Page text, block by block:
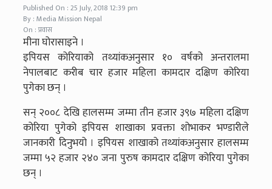
Published On : 25 July, 2018 12:39 pm
By : Media Mission Nepal
On : प्रवास
मीना घोरासाइने ।
इपियस कोरियाको तथ्यांकअनुसार १० वर्षको अन्तरालमा
नेपालबाट करीब चार हजार महिला कामदार दक्षिण कोरिया
पुगेका छन् ।
सन् २००८ देखि हालसम्म जम्मा तीन हजार ३९७ महिला दक्षिण
कोरिया पुगेको इपियस शाखाका प्रवक्ता शोभाकर भण्डारीले
जानकारी दिनुभयो । इपियस शाखाको तथ्यांकअनुसार हालसम्म
जम्मा ५२ हजार २४० जना पुरुष कामदार दक्षिण कोरिया पुगेका
छन् ।